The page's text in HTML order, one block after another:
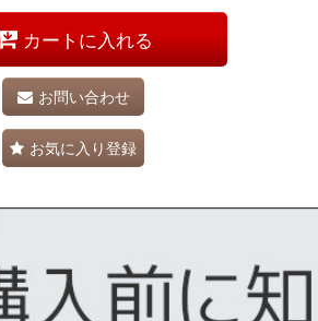
カートに入れる
お問い合わせ
お気に入り登録